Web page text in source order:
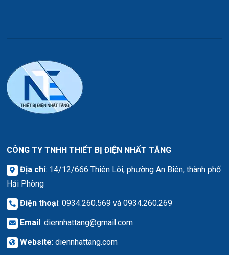
CÔNG TY TNHH THIẾT BỊ ĐIỆN NHẤT TĂNG
Địa chỉ: 14/12/666 Thiên Lôi, phường An Biên, thành phố
Hải Phòng
Điện thoại: 0934.260.569 và 0934.260.269
Email : diennhattang@gmail.com
Website: diennhattang.com